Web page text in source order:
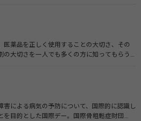
薬品を正しく使用することの大切さ、その
の大切さを一人でも多くの方に知ってもらう
方」（保健指導リソースガイド）
による病気の予防について、国際的に認識し
を目的とした国際デー。国際骨粗鬆症財団